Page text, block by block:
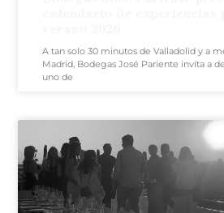
A tan solo 30 minutos de Valladolid y a
Madrid, Bodegas José Pariente invita a
uno de